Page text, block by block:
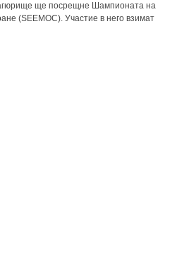
ще посрещне Шампионата на
(SEEMOC). Участие в него взимат